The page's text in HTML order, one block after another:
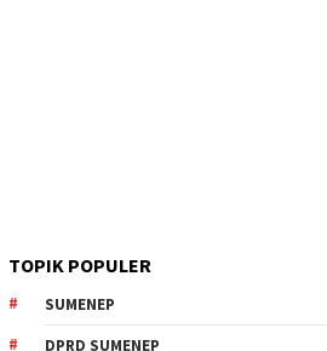
TOPIK POPULER
SUMENEP
DPRD SUMENEP